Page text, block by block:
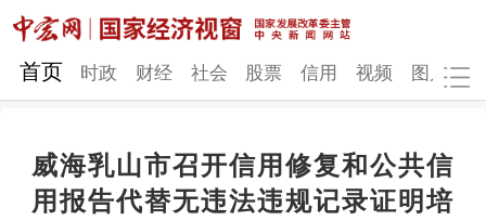
网站地图
时政 财经 社会 股票
首页 时政 财经 社会 股票 信用 视频 图片
威海乳山市召开信用修复和公共信
用报告代替无违法违规记录证明培